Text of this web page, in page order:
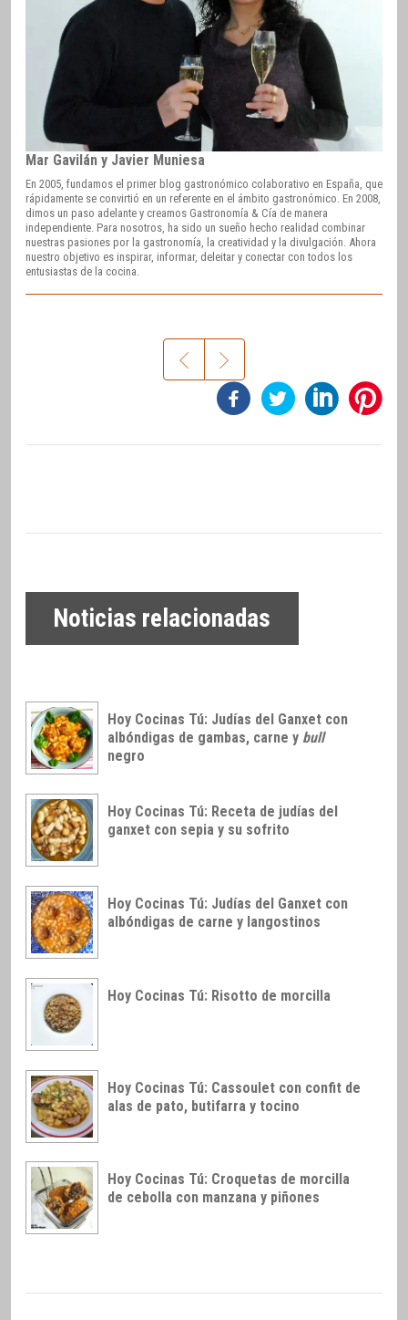
Mar Gavilán y Javier Muniesa
En 2005, fundamos el primer blog gastronómico colaborativo en España, que
rápidamente se convirtió en un referente en el ámbito gastronómico. En 2008,
dimos un paso adelante y creamos Gastronomía & Cía de manera
independiente. Para nosotros, ha sido un sueño hecho realidad combinar
nuestras pasiones por la gastronomía, la creatividad y la divulgación. Ahora
nuestro objetivo es inspirar, informar, deleitar y conectar con todos los
entusiastas de la cocina.
Noticias relacionadas
Hoy Cocinas Tú: Judías del Ganxet con
albóndigas de gambas, carne y bull
negro
Hoy Cocinas Tú: Receta de judías del
ganxet con sepia y su sofrito
Hoy Cocinas Tú: Judías del Ganxet con
albóndigas de carne y langostinos
Hoy Cocinas Tú: Risotto de morcilla
Hoy Cocinas Tú: Cassoulet con confit de
alas de pato, butifarra y tocino
Hoy Cocinas Tú: Croquetas de morcilla
de cebolla con manzana y piñones